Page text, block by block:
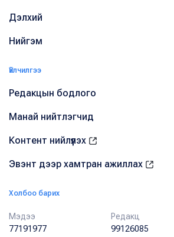
Дэлхий
Нийгэм
Үйлчилгээ
Редакцын бодлого
Манай нийтлэгчид
Контент нийлүүлэх
Эвэнт дээр хамтран ажиллах
Холбоо барих
Мэдээ
77191977
Редакц
99126085